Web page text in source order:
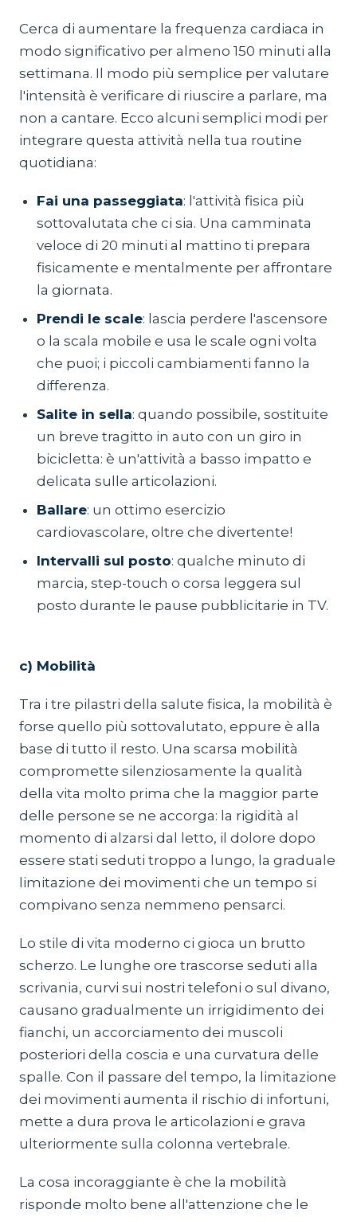
Cerca di aumentare la frequenza cardiaca in
modo significativo per almeno 150 minuti alla
settimana. Il modo più semplice per valutare
l'intensità è verificare di riuscire a parlare, ma
non a cantare. Ecco alcuni semplici modi per
integrare questa attività nella tua routine
quotidiana:
Fai una passeggiata: l'attività fisica più
sottovalutata che ci sia. Una camminata
veloce di 20 minuti al mattino ti prepara
fisicamente e mentalmente per affrontare
la giornata.
Prendi le scale: lascia perdere l'ascensore
o la scala mobile e usa le scale ogni volta
che puoi; i piccoli cambiamenti fanno la
differenza.
Salite in sella: quando possibile, sostituite
un breve tragitto in auto con un giro in
bicicletta: è un'attività a basso impatto e
delicata sulle articolazioni.
Ballare: un ottimo esercizio
cardiovascolare, oltre che divertente!
Intervalli sul posto: qualche minuto di
marcia, step-touch o corsa leggera sul
posto durante le pause pubblicitarie in TV.
c) Mobilità
Tra i tre pilastri della salute fisica, la mobilità è
forse quello più sottovalutato, eppure è alla
base di tutto il resto. Una scarsa mobilità
compromette silenziosamente la qualità
della vita molto prima che la maggior parte
delle persone se ne accorga: la rigidità al
momento di alzarsi dal letto, il dolore dopo
essere stati seduti troppo a lungo, la graduale
limitazione dei movimenti che un tempo si
compivano senza nemmeno pensarci.
Lo stile di vita moderno ci gioca un brutto
scherzo. Le lunghe ore trascorse seduti alla
scrivania, curvi sui nostri telefoni o sul divano,
causano gradualmente un irrigidimento dei
fianchi, un accorciamento dei muscoli
posteriori della coscia e una curvatura delle
spalle. Con il passare del tempo, la limitazione
dei movimenti aumenta il rischio di infortuni,
mette a dura prova le articolazioni e grava
ulteriormente sulla colonna vertebrale.
La cosa incoraggiante è che la mobilità
risponde molto bene all'attenzione che le